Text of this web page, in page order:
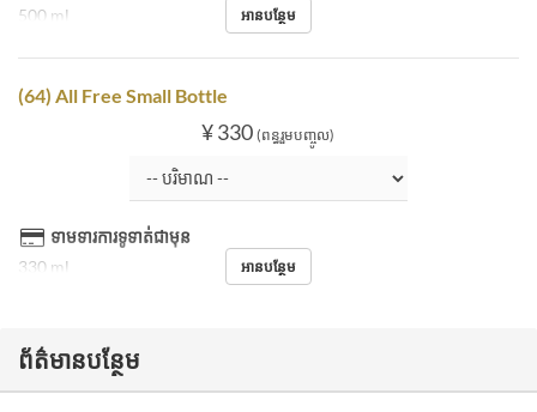
500 ml
អានបន្ថែម
(64) All Free Small Bottle
¥ 330 (ពន្ធរួមបញ្ចូល)
ទាមទារការទូទាត់ជាមុន
330 ml
អានបន្ថែម
ព័ត៌មានបន្ថែម